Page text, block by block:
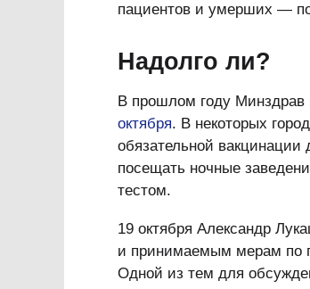
пациентов и умерших —
Надолго ли?
В прошлом году Минздрав
октября. В некоторых
обязательной
посещать ночные
тестом.
19 октября Александр
и принимаемым мерам по
Одной из тем для